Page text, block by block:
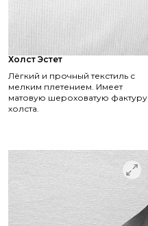
Холст Эстет
Лёгкий и прочный текстиль с
мелким плетением. Имеет
матовую шероховатую фактуру
холста.